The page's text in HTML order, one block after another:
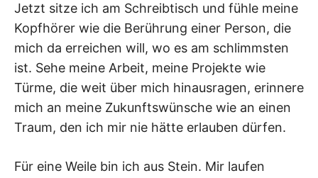
Jetzt sitze ich am Schreibtisch und fühle meine
Kopfhörer wie die Berührung einer Person, die
mich da erreichen will, wo es am schlimmsten
ist. Sehe meine Arbeit, meine Projekte wie
Türme, die weit über mich hinausragen, erinnere
mich an meine Zukunftswünsche wie an einen
Traum, den ich mir nie hätte erlauben dürfen.
Für eine Weile bin ich aus Stein. Mir laufen